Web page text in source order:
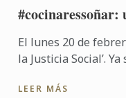
El lunes 20 de
la Justicia Social’.
y ...
LEER MÁS